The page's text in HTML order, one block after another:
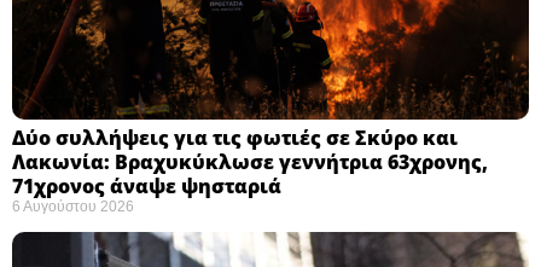
Δύο συλλήψεις για τις φωτιές σε Σκύρο και
Λακωνία: Βραχυκύκλωσε γεννήτρια 63χρονης,
71χρονος άναψε ψησταριά
6 Αυγούστου 2026